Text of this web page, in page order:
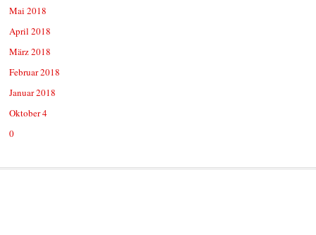
Mai 2018
April 2018
März 2018
Februar 2018
Januar 2018
Oktober 4
0